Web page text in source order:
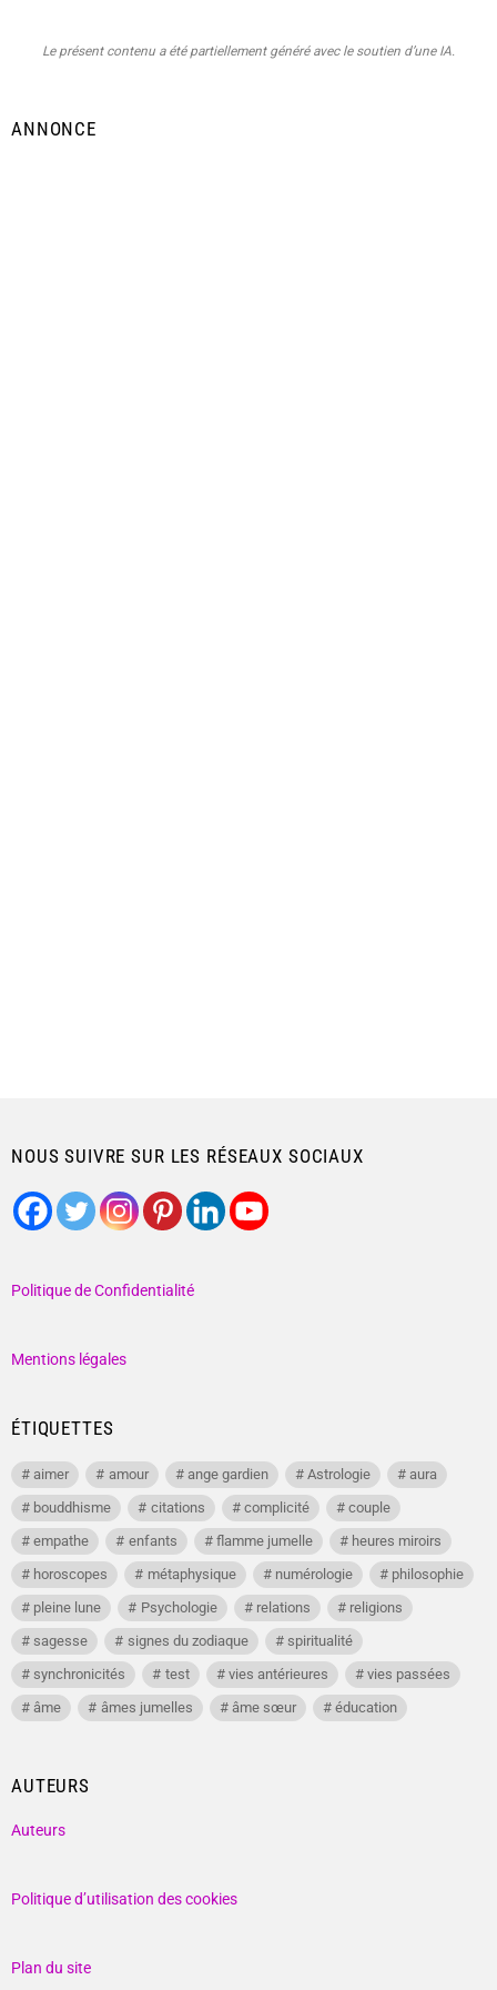
Le présent contenu a été partiellement généré avec le soutien d’une IA.
ANNONCE
NOUS SUIVRE SUR LES RÉSEAUX SOCIAUX
Politique de Confidentialité
Mentions légales
ÉTIQUETTES
aimer amour ange gardien Astrologie
aura
bouddhisme
citations complicité
couple
empathe
enfants flamme jumelle
heures miroirs
horoscopes
métaphysique numérologie
philosophie
pleine lune
Psychologie relations
religions
sagesse
signes du zodiaque
spiritualité
synchronicités
test vies antérieures
vies passées
âme
âmes jumelles âme sœur éducation
AUTEURS
Auteurs
Politique d’utilisation des cookies
Plan du site